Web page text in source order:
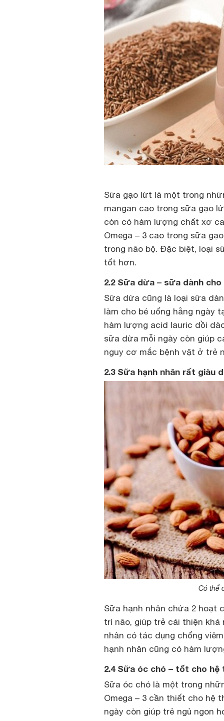
Sữa gạo lứt là một trong
mangan cao trong sữa gạo
còn có hàm lượng chất xơ
Omega – 3 cao trong sữa
trong não bộ. Đặc biệt, loại
tốt hơn.
2.2 Sữa dừa – sữa dành
Sữa dừa cũng là loại sữa
làm cho bé uống hằng ngày
hàm lượng acid lauric dồi
sữa dừa mỗi ngày còn giúp
nguy cơ mắc bệnh vặt ở trẻ
2.3 Sữa hạnh nhân rất giàu
Có thể
Sữa hạnh nhân chứa 2 hoạt
trí não, giúp trẻ cải thiện khả
nhân có tác dụng chống
hạnh nhân cũng có hàm
2.4 Sữa óc chó – tốt cho
Sữa óc chó là một trong
Omega – 3 cần thiết cho hệ
ngày còn giúp trẻ ngủ ngon